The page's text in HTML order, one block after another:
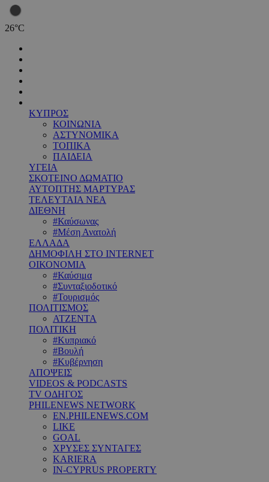
26°C
ΚΥΠΡΟΣ
ΚΟΙΝΩΝΙΑ
ΑΣΤΥΝΟΜΙΚΑ
ΤΟΠΙΚΑ
ΠΑΙΔΕΙΑ
ΥΓΕΙΑ
ΣΚΟΤΕΙΝΟ ΔΩΜΑΤΙΟ
ΑΥΤΟΠΤΗΣ ΜΑΡΤΥΡΑΣ
ΤΕΛΕΥΤΑΙΑ ΝΕΑ
ΔΙΕΘΝΗ
#Καύσωνας
#Μέση Ανατολή
ΕΛΛΑΔΑ
ΔΗΜΟΦΙΛΗ ΣΤΟ INTERNET
ΟΙΚΟΝΟΜΙΑ
#Καύσιμα
#Συνταξιοδοτικό
#Τουρισμός
ΠΟΛΙΤΙΣΜΟΣ
ΑΤΖΕΝΤΑ
ΠΟΛΙΤΙΚΗ
#Κυπριακό
#Βουλή
#Κυβέρνηση
ΑΠΟΨΕΙΣ
VIDEOS & PODCASTS
TV ΟΔΗΓΟΣ
PHILENEWS NETWORK
EN.PHILENEWS.COM
LIKE
GOAL
ΧΡΥΣΕΣ ΣΥΝΤΑΓΕΣ
KARIERA
IN-CYPRUS PROPERTY